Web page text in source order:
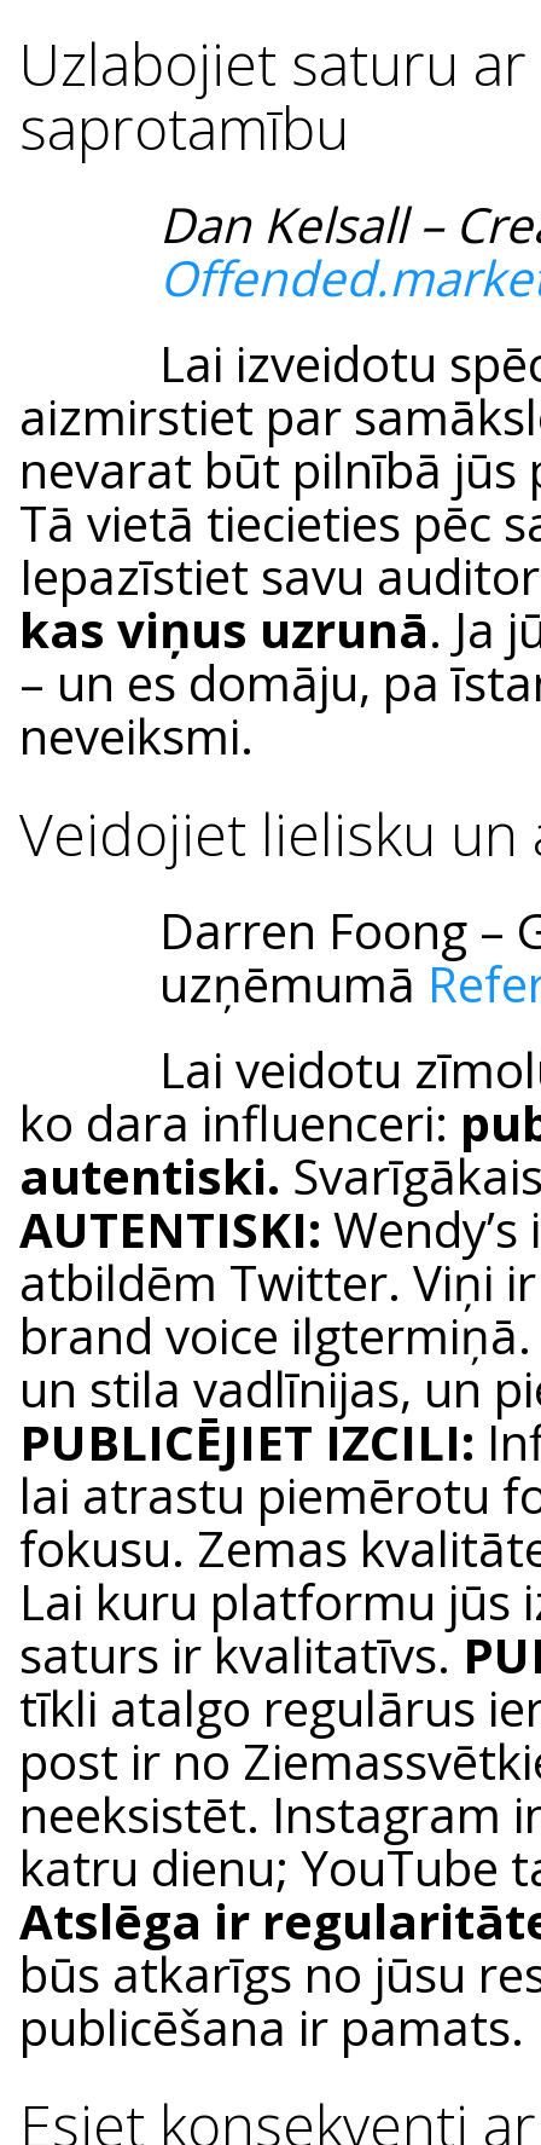
Uzlabojiet saturu
saprotamību
Dan Kelsall –
Lai izveidotu
aizmirstiet par
nevarat būt pilnībā jūs
Tā vietā tiecieties pēc
Iepazīstiet savu
kas viņus uzrunā. Ja
– un es domāju, pa
neveiksmi.
Veidojiet lielisku
Darren Foong –
uzņēmumā
Lai veidotu
ko dara influenceri:
autentiski.
AUTENTISKI:
atbildēm Twitter. Viņi
brand voice
un stila vadlīnijas, un
PUBLICĒJIET IZCILI:
lai atrastu piemērotu
fokusu. Zemas
Lai kuru platformu jūs
saturs ir kvalitatīvs.
tīkli atalgo regulārus
post ir no
neeksistēt. Instagram
katru dienu; YouTube
Atslēga ir
būs atkarīgs no jūsu
publicēšana ir pamats.
Esiet konsekventi